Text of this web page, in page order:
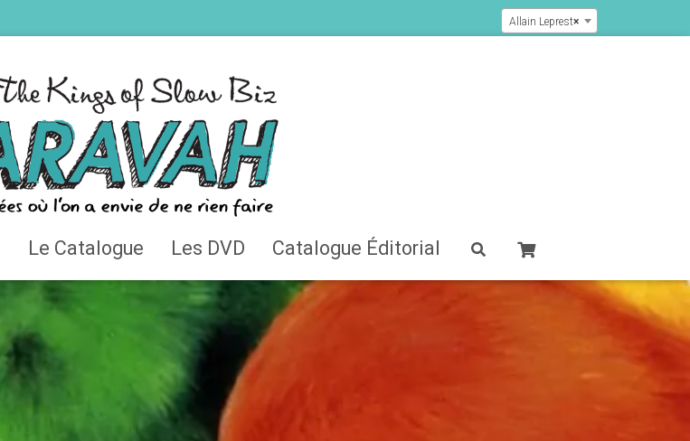
×
Allain Leprest
Le Catalogue Les DVD Catalogue Éditorial